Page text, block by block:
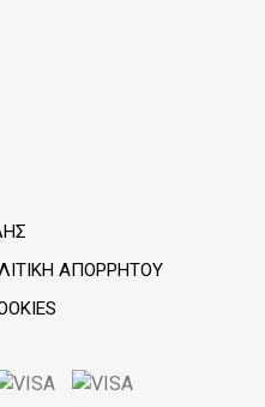
ΑΠΟΡΡΉΤΟΥ